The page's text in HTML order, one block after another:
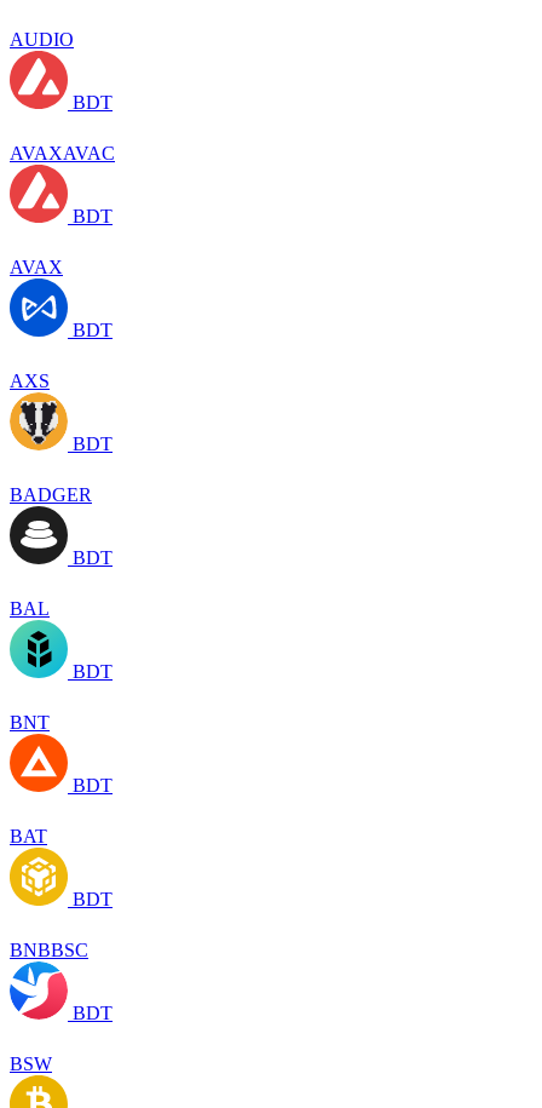
AUDIO
BDT
AVAXAVAC
BDT
AVAX
BDT
AXS
BDT
BADGER
BDT
BAL
BDT
BNT
BDT
BAT
BDT
BNBBSC
BDT
BSW